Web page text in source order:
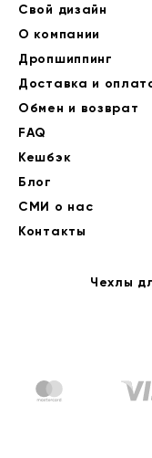
Свой дизайн
О компании
Дропшиппинг
Доставка и
Обмен и возврат
FAQ
Кешбэк
Блог
СМИ о нас
Контакты
Чехлы